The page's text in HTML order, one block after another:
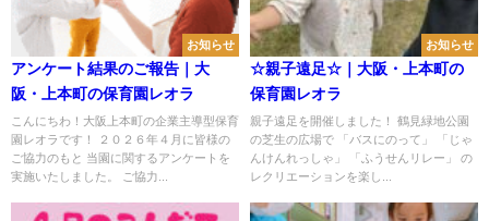
お知らせ
アンケート結果のご報告｜大
阪・上本町の保育園レオラ
こんにちわ！大阪上本町の企業主導型保育
園レオラです！ ２０２６年４月に皆様の
ご協力のもと 当園に関するアンケートを
実施いたしました。 ご協力...
お知らせ
☆親子遠足☆｜大阪・上本町の
保育園レオラ
親子遠足を開催しました！ 鶴見緑地公園
の芝生の広場で 「バスにのって」 「じゃ
んけんれっしゃ」 「ふうせんリレー」 の
レクリエーションを楽し...